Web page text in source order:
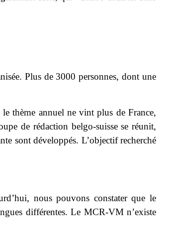
Plus de 3000 personnes, dont une
thème annuel ne vint plus de France,
de rédaction belgo-suisse se réunit,
sont développés. L’objectif recherché
nous pouvons constater que le
différentes. Le MCR-VM n’existe